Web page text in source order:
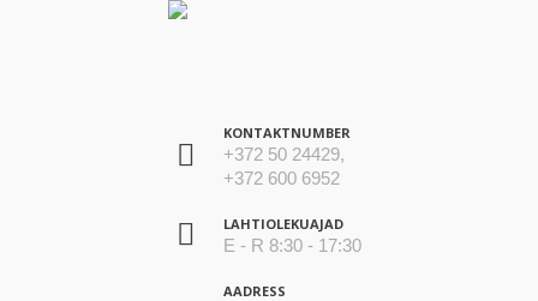
KONTAKTNUMBER
+372 50 24429,
+372 600 6952
LAHTIOLEKUAJAD
E - R 8:30 - 17:30
AADRESS